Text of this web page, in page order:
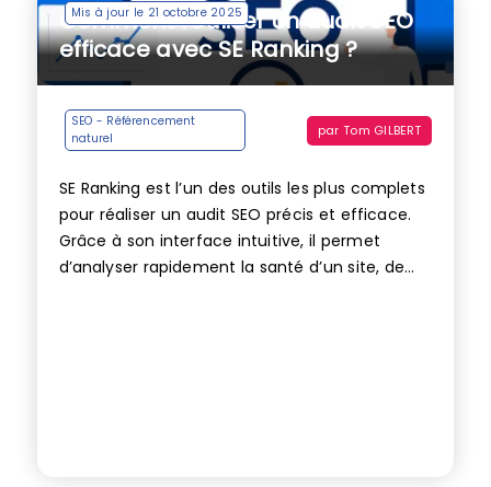
Mis à jour le 21 octobre 2025
Comment réaliser un audit SEO
efficace avec SE Ranking ?
SEO - Référencement
naturel
parTom GILBERT
SE Ranking est l’un des outils les plus complets
pour réaliser un audit SEO précis et efficace.
Grâce à son interface intuitive, il permet
d’analyser rapidement la santé d’un site, de...